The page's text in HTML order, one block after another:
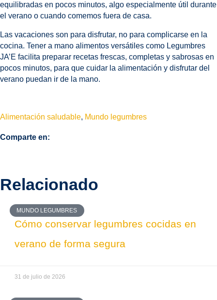
equilibradas en pocos minutos, algo especialmente útil durante
el verano o cuando comemos fuera de casa.
Las vacaciones son para disfrutar, no para complicarse en la
cocina. Tener a mano alimentos versátiles como Legumbres
JA’E facilita preparar recetas frescas, completas y sabrosas en
pocos minutos, para que cuidar la alimentación y disfrutar del
verano puedan ir de la mano.
Alimentación saludable, Mundo legumbres
Comparte en:
Relacionado
MUNDO LEGUMBRES
Cómo conservar legumbres cocidas en
verano de forma segura
31 de julio de 2026